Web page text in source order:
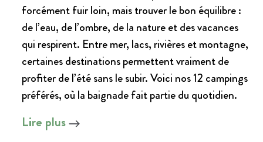
forcément fuir loin, mais trouver le bon équilibre :
de l’eau, de l’ombre, de la nature et des vacances
qui respirent. Entre mer, lacs, rivières et montagne,
certaines destinations permettent vraiment de
profiter de l’été sans le subir. Voici nos 12 campings
préférés, où la baignade fait partie du quotidien.
Lire plus